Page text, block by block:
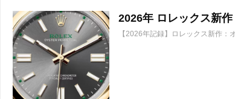
2026年 ロレックス新
【2026年記録】ロレックス新作：